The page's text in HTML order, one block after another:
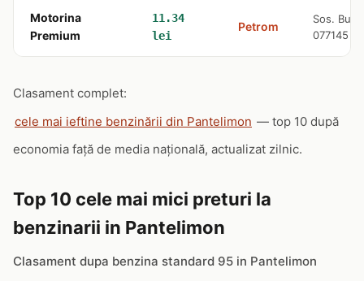
Motorina
Premium
11.34
lei
Petrom
Sos.
077145
Clasament complet:
cele mai ieftine benzinării din Pantelimon — top 10 după
economia față de media națională, actualizat zilnic.
Top 10 cele mai mici preturi la
benzinarii in Pantelimon
Clasament dupa benzina standard 95 in Pantelimon